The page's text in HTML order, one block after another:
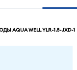
AQUA WELL YLR-1.5-JXD-1